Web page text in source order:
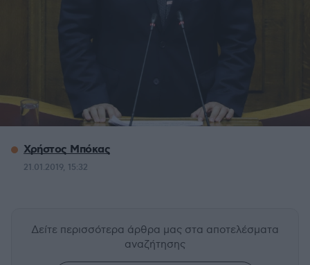
Χρήστος Μπόκας
21.01.2019, 15:32
Δείτε περισσότερα άρθρα μας στα αποτελέσματα
αναζήτησης